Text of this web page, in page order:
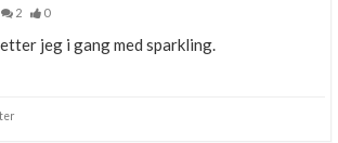
2
0
jeg i gang med sparkling.